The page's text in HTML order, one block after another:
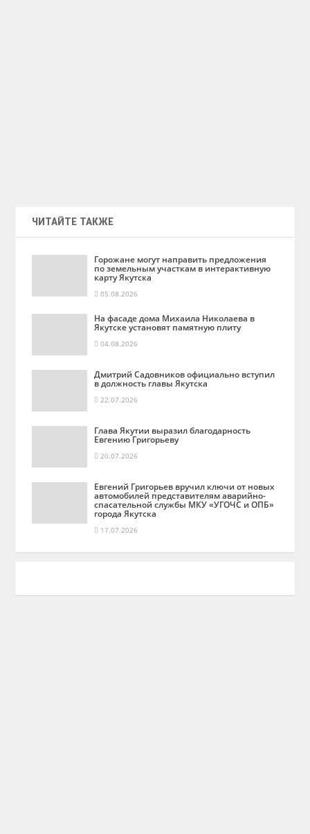
ЧИТАЙТЕ ТАКЖЕ
Горожане могут направить предложения
по земельным участкам в интерактивную
карту Якутска
05.08.2026
На фасаде дома Михаила Николаева в
Якутске установят памятную плиту
04.08.2026
Дмитрий Садовников официально вступил
в должность главы Якутска
22.07.2026
Глава Якутии выразил благодарность
Евгению Григорьеву
20.07.2026
Евгений Григорьев вручил ключи от новых
автомобилей представителям аварийно-
спасательной службы МКУ «УГОЧС и ОПБ»
города Якутска
17.07.2026